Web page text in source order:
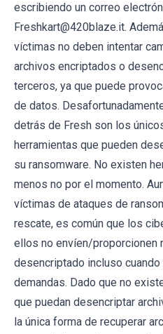
escribiendo un correo
Freshkart@420blaze.it.
víctimas no deben intentar
archivos encriptados o
terceros, ya que puede
de datos.
detrás de Fresh son los
herramientas que pueden
su ransomware. No existen
menos no por el momento.
víctimas de ataques de
rescate, es común que los
ellos no envíen/proporcionen
desencriptado incluso
demandas. Dado que no
que puedan desencriptar
la única forma de recuperar